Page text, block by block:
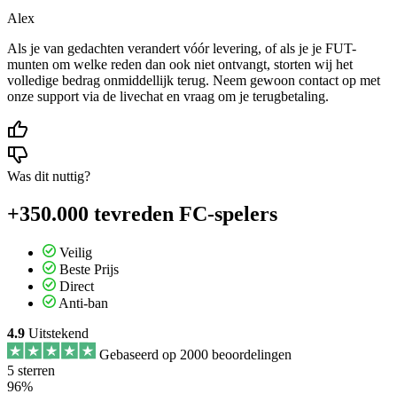
Alex
Als je van gedachten verandert vóór levering, of als je je FUT-
munten om welke reden dan ook niet ontvangt, storten wij het
volledige bedrag onmiddellijk terug. Neem gewoon contact op met
onze support via de livechat en vraag om je terugbetaling.
Was dit nuttig?
+350.000 tevreden FC-spelers
Veilig
Beste Prijs
Direct
Anti-ban
4.9 Uitstekend
Gebaseerd op 2000 beoordelingen
5 sterren
96%